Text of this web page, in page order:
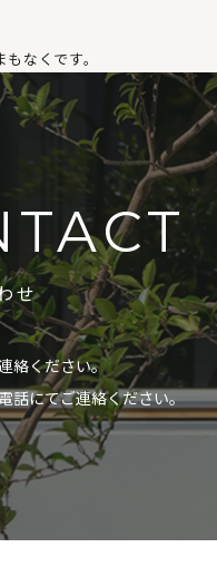
もなくです。
せ
絡ください。
話にてご連絡ください。